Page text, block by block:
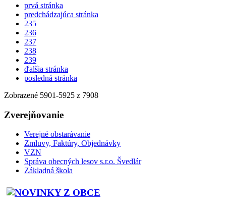
prvá stránka
predchádzajúca stránka
235
236
237
238
239
ďalšia stránka
posledná stránka
Zobrazené 5901-5925 z 7908
Zverejňovanie
Verejné obstarávanie
Zmluvy, Faktúry, Objednávky
VZN
Správa obecných lesov s.r.o. Švedlár
Základná škola